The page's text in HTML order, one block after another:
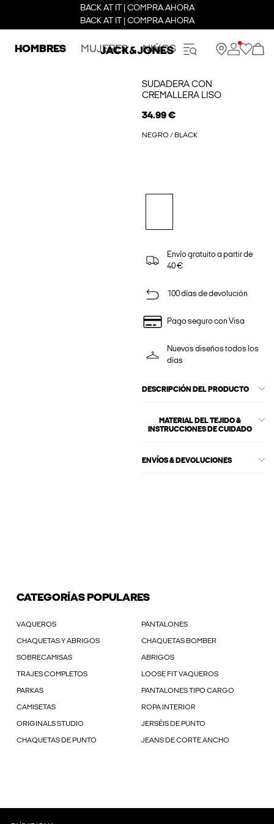
BACK AT IT | COMPRA AHORA
BACK AT IT | COMPRA AHORA
HOMBRES MUJERES NIÑOS
SUDADERA CON
CREMALLERA LISO
34.99 €
NEGRO / BLACK
Envío gratuito a partir de
40 €
100 días de devolución
Pago seguro con Visa
Nuevos diseños todos los
días
DESCRIPCIÓN DEL PRODUCTO
MATERIAL DEL TEJIDO &
INSTRUCCIONES DE CUIDADO
ENVÍOS & DEVOLUCIONES
CATEGORÍAS POPULARES
VAQUEROS PANTALONES
CHAQUETAS Y ABRIGOS CHAQUETAS BOMBER
SOBRECAMISAS ABRIGOS
TRAJES COMPLETOS LOOSE FIT VAQUEROS
PARKAS PANTALONES TIPO CARGO
CAMISETAS ROPA INTERIOR
ORIGINALS STUDIO JERSÉIS DE PUNTO
CHAQUETAS DE PUNTO JEANS DE CORTE ANCHO